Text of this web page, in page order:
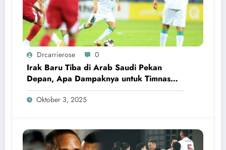
Drcarrierose 0
Irak Baru Tiba di Arab Saudi Pekan
Depan, Apa Dampaknya untuk Timnas
Indonesia?
Oktober 3, 2025